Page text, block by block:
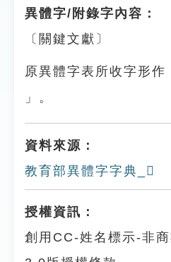
異體字/附錄字內容：
〔關鍵文獻〕
原異體字表所收字形作
」。
資料來源：
教育部異體字字典_𧳢
授權資訊：
創用CC-姓名標示-非